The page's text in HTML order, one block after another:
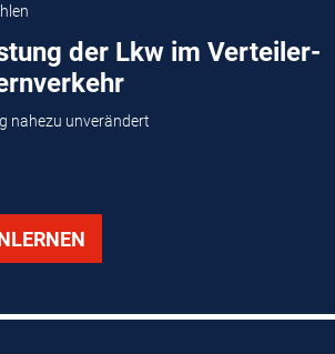
der Lkw im Verteiler-
nahezu unverändert